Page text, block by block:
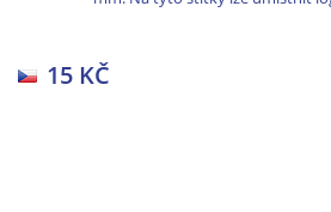
15 KČ